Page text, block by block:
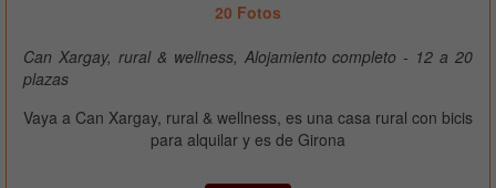
20 Fotos
Can Xargay, rural & wellness, Alojamiento completo - 12 a 20
plazas
Vaya a Can Xargay, rural & wellness, es una casa rural con bicis
para alquilar y es de Girona